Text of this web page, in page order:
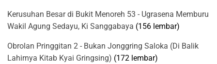
Kerusuhan Besar di Bukit Menoreh 53 - Ugrasena Memburu
Wakil Agung Sedayu, Ki Sanggabaya (156 lembar)
Obrolan Pringgitan 2 - Bukan Jonggring Saloka (Di Balik
Lahirnya Kitab Kyai Gringsing) (172 lembar)